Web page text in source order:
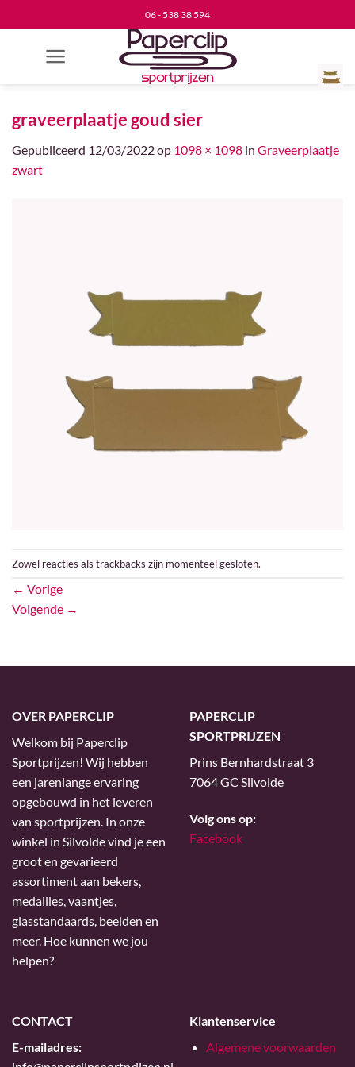
naar
06 - 538 38 594
graveerplaatje goud sier
Gepubliceerd 12/03/2022op 1098 × 1098 in Graveerplaatje
zwart
Zowel reacties als trackbacks zijn momenteel gesloten.
← Vorige
Volgende →
OVER PAPERCLIP
Welkom bij Paperclip
Sportprijzen! Wij hebben
een jarenlange ervaring
opgebouwd in het leveren
van sportprijzen. In onze
winkel in Silvolde vind je een
groot en gevarieerd
assortiment aan bekers,
medailles, vaantjes,
glasstandaards, beelden en
meer. Hoe kunnen we jou
helpen?
PAPERCLIP
SPORTPRIJZEN
Prins Bernhardstraat 3
7064 GC Silvolde
Volg ons op:
Facebook
CONTACT
E-mailadres:
Klantenservice
Algemene voorwaarden